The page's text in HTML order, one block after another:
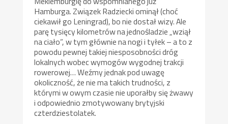
Hamburga. Związek Radziecki ominął (choć
ciekawił go Leningrad), bo nie dostał wizy. Ale
parę tysięcy kilometrów na jednośladzie „wziął
na ciało”, w tym głównie na nogi i tyłek – a to z
powodu pewnej takiej niesposobności dróg
lokalnych wobec wymogów wygodnej trakcji
rowerowej… Weźmy jednak pod uwagę
okoliczność, że nie ma takich trudności, z
którymi w owym czasie nie uporałby się żwawy
i odpowiednio zmotywowany brytyjski
czterdziestolatek.